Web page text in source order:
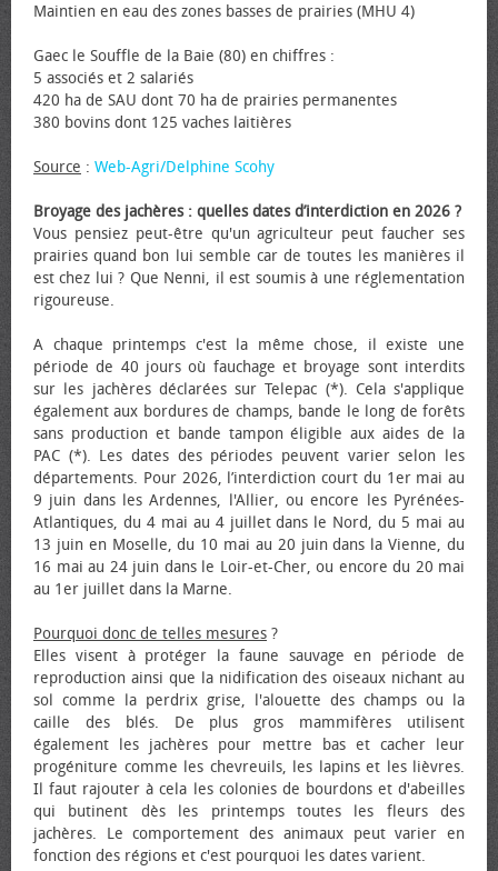
Maintien en eau des zones basses de prairies (MHU 4)
Gaec le Souffle de la Baie (80) en chiffres :
5 associés et 2 salariés
420 ha de SAU dont 70 ha de prairies permanentes
380 bovins dont 125 vaches laitières
Source : Web-Agri/Delphine Scohy
Broyage des jachères : quelles dates d’interdiction en 2026 ?
Vous pensiez peut-être qu'un agriculteur peut faucher ses
prairies quand bon lui semble car de toutes les manières il
est chez lui ? Que Nenni, il est soumis à une réglementation
rigoureuse.
A chaque printemps c'est la même chose, il existe une
période de 40 jours où fauchage et broyage sont interdits
sur les jachères déclarées sur Telepac (*). Cela s'applique
également aux bordures de champs, bande le long de forêts
sans production et bande tampon éligible aux aides de la
PAC (*). Les dates des périodes peuvent varier selon les
départements. Pour 2026, l’interdiction court du 1er mai au
9 juin dans les Ardennes, l'Allier, ou encore les Pyrénées-
Atlantiques, du 4 mai au 4 juillet dans le Nord, du 5 mai au
13 juin en Moselle, du 10 mai au 20 juin dans la Vienne, du
16 mai au 24 juin dans le Loir-et-Cher, ou encore du 20 mai
au 1er juillet dans la Marne.
Pourquoi donc de telles mesures ?
Elles visent à protéger la faune sauvage en période de
reproduction ainsi que la nidification des oiseaux nichant au
sol comme la perdrix grise, l'alouette des champs ou la
caille des blés. De plus gros mammifères utilisent
également les jachères pour mettre bas et cacher leur
progéniture comme les chevreuils, les lapins et les lièvres.
Il faut rajouter à cela les colonies de bourdons et d'abeilles
qui butinent dès les printemps toutes les fleurs des
jachères. Le comportement des animaux peut varier en
fonction des régions et c'est pourquoi les dates varient.